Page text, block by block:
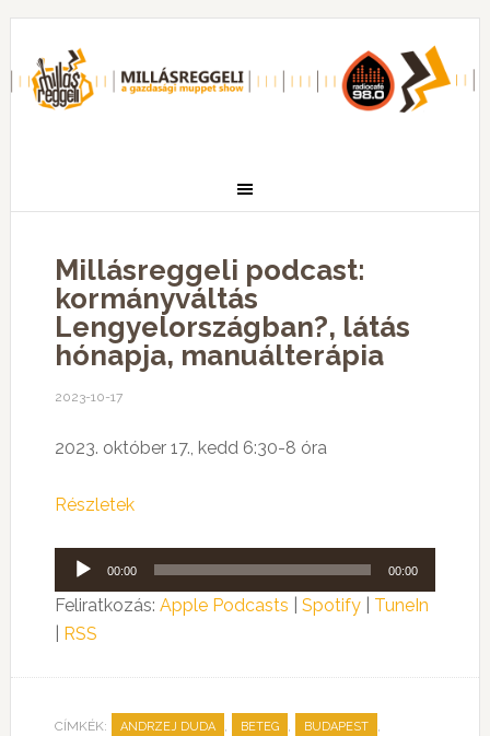
Millásreggeli podcast:
kormányváltás
Lengyelországban?, látás
hónapja, manuálterápia
2023-10-17
2023. október 17., kedd 6:30-8 óra
Részletek
Audió
lejátszó
00:00 00:00
Feliratkozás: Apple Podcasts Spotify| TuneIn
RSS
CÍMKÉK: ANDRZEJ DUDA , BETEG , BUDAPEST ,